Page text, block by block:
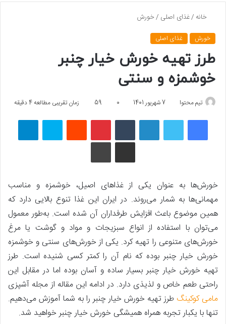
خانه /غذای اصلی /خورش
خورش غذای اصلی
طرز تهیه خورش خیار چنبر
خوشمزه و سنتی
تیم محتوا 7 شهریور 1401 0
59 زمان تقریبی مطالعه 4 دقیقه
فیسبوک توییتر لینکداین تامبلر پینتریستReddit اسکایپ تلگرام
اشتراک گذاری با ایمیل
چاپ
خورش‌ها به عنوان یکی از غذا‌های اصیل، خوشمزه و مناسب
مهمانی‌ها به شمار ‌می‌روند. در ایران این غذا تنوع بالایی دارد که
همین موضوع باعث افزایش طرفداران آن شده است. به‌طور معمول
می‌توان با استفاده از انواع سبزیجات و مواد و گوشت یا مرغ
خورش‌های متنوعی را تهیه کرد. یکی از خورش‌های سنتی و خوشمزه
خورش خیار چنبر بوده که نام آن را کمتر کسی شنیده است. طرز
تهیه خورش خیار چنبر بسیار ساده و آسان بوده اما در مقابل این
راحتی طعم خاص و لذیذی دارد. در ادامه این مقاله از مجله آشپزی
مامی کوکینگطرز تهیه خورش خیار چنبر را به شما آموزش می‌دهیم.
تنها با یکبار تجربه همراه همیشگی خورش خیار چنبر خواهید شد.